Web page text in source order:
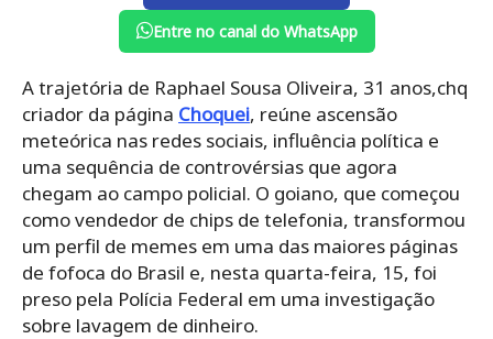
Entre no canal do WhatsApp
A trajetória de Raphael Sousa Oliveira, 31 anos,chq
criador da página Choquei, reúne ascensão
meteórica nas redes sociais, influência política e
uma sequência de controvérsias que agora
chegam ao campo policial. O goiano, que começou
como vendedor de chips de telefonia, transformou
um perfil de memes em uma das maiores páginas
de fofoca do Brasil e, nesta quarta-feira, 15, foi
preso pela Polícia Federal em uma investigação
sobre lavagem de dinheiro.